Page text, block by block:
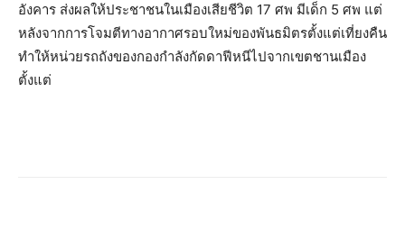
อังคาร ส่งผลให้ประชาชนในเมืองเสียชีวิต 17 ศพ มีเด็ก 5 ศพ แต่
หลังจากการโจมตีทางอากาศรอบใหม่ของพันธมิตรตั้งแต่เที่ยงคืน
ทำให้หน่วยรถถังของกองกำลังกัดดาฟีหนีไปจากเขตชานเมือง
ตั้งแต่